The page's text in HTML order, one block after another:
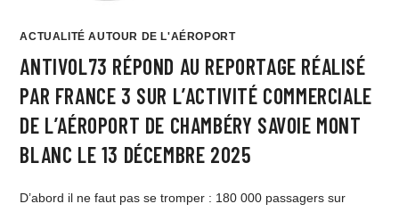
ACTUALITÉ AUTOUR DE L'AÉROPORT
ANTIVOL73 RÉPOND AU REPORTAGE RÉALISÉ
PAR FRANCE 3 SUR L’ACTIVITÉ COMMERCIALE
DE L’AÉROPORT DE CHAMBÉRY SAVOIE MONT
BLANC LE 13 DÉCEMBRE 2025
D’abord il ne faut pas se tromper : 180 000 passagers sur